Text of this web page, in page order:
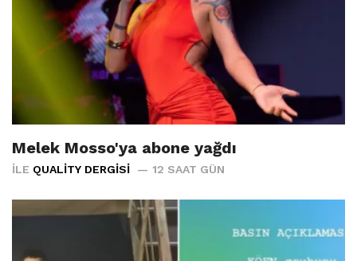
Melek Mosso'ya abone yağdı
İLE QUALITY DERGISI 12 SAAT GÜN